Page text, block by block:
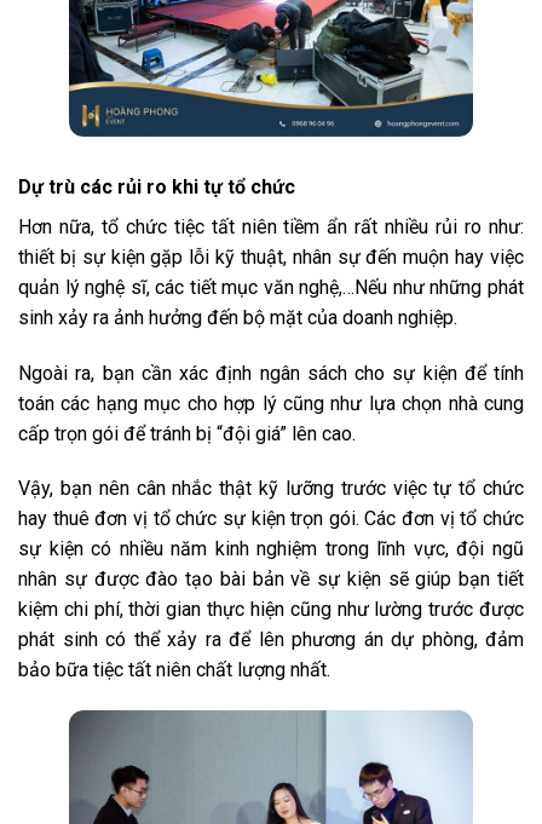
Dự trù các rủi ro khi tự tổ chức
Hơn nữa, tổ chức tiệc tất niên tiềm ẩn rất nhiều rủi ro như:
thiết bị sự kiện gặp lỗi kỹ thuật, nhân sự đến muộn hay việc
quản lý nghệ sĩ, các tiết mục văn nghệ,…Nếu như những phát
sinh xảy ra ảnh hưởng đến bộ mặt của doanh nghiệp.
Ngoài ra, bạn cần xác định ngân sách cho sự kiện để tính
toán các hạng mục cho hợp lý cũng như lựa chọn nhà cung
cấp trọn gói để tránh bị “đội giá” lên cao.
Vậy, bạn nên cân nhắc thật kỹ lưỡng trước việc tự tổ chức
hay thuê đơn vị tổ chức sự kiện trọn gói. Các đơn vị tổ chức
sự kiện có nhiều năm kinh nghiệm trong lĩnh vực, đội ngũ
nhân sự được đào tạo bài bản về sự kiện sẽ giúp bạn tiết
kiệm chi phí, thời gian thực hiện cũng như lường trước được
phát sinh có thể xảy ra để lên phương án dự phòng, đảm
bảo bữa tiệc tất niên chất lượng nhất.